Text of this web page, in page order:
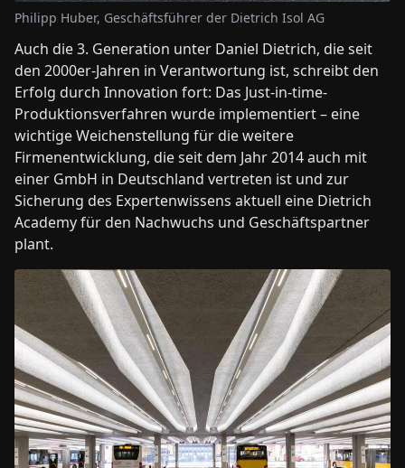
Philipp Huber, Geschäftsführer der Dietrich Isol AG
Auch die 3. Generation unter Daniel Dietrich, die seit
den 2000er-Jahren in Verantwortung ist, schreibt den
Erfolg durch Innovation fort: Das Just-in-time-
Produktionsverfahren wurde implementiert – eine
wichtige Weichenstellung für die weitere
Firmenentwicklung, die seit dem Jahr 2014 auch mit
einer GmbH in Deutschland vertreten ist und zur
Sicherung des Expertenwissens aktuell eine Dietrich
Academy für den Nachwuchs und Geschäftspartner
plant.